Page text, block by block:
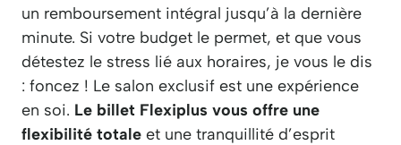
un remboursement intégral jusqu’à la dernière
minute. Si votre budget le permet, et que vous
détestez le stress lié aux horaires, je vous le dis
: foncez ! Le salon exclusif est une expérience
en soi. Le billet Flexiplus vous offre une
flexibilité totale et une tranquillité d’esprit